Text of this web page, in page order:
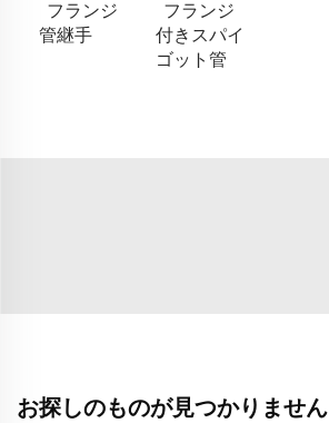
フランジ
管継手
フランジ
付きスパイ
ゴット管
お探しのものが見つかりません